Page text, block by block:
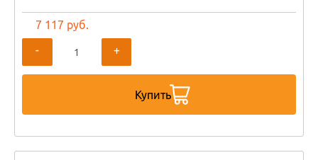
7 117 руб.
-
+
Купить